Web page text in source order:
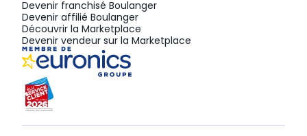
Devenir franchisé Boulanger
Devenir affilié Boulanger
Découvrir la Marketplace
Devenir vendeur sur la Marketplace